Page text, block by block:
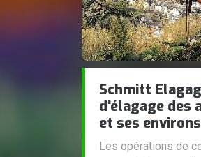
Schmitt
d'élagage des
et ses environs
Les opérations de